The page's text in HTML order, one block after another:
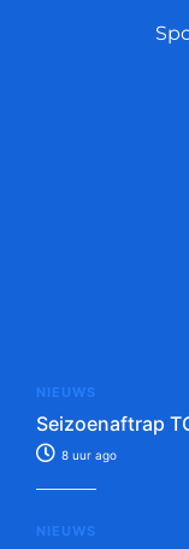
NIEUWS
Seizoenaftrap
8 uur ago
NIEUWS